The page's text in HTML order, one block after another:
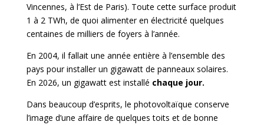
Vincennes, à l’Est de Paris). Toute cette surface produit
1 à 2 TWh, de quoi alimenter en électricité quelques
centaines de milliers de foyers à l’année.
En 2004, il fallait une année entière à l’ensemble des
pays pour installer un gigawatt de panneaux solaires.
En 2026, un gigawatt est installé chaque jour.
Dans beaucoup d’esprits, le photovoltaïque conserve
l’image d’une affaire de quelques toits et de bonne